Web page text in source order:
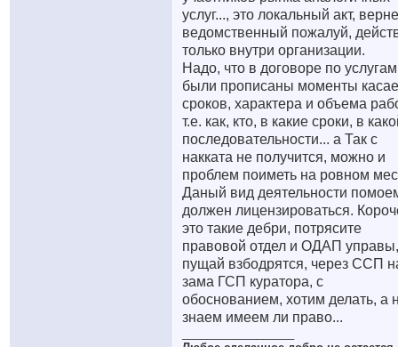
услуг..., это локальный акт,
ведомственный пожалуй,
только внутри организации.
Надо, что в договоре по услугам
были прописаны моменты
сроков, характера и объема
т.е. как, кто, в какие сроки, в
последовательности... а Так с
накката не получится, можно и
проблем поиметь на ровном
Даный вид деятельности
должен лицензироваться.
это такие дебри, потрясите
правовой отдел и ОДАП управы,
пущай взбодрятся, через ССП
зама ГСП куратора, с
обоснованием, хотим делать, а
знаем имеем ли право...